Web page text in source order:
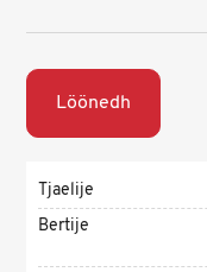
Löönedh
Tjaelije
Bertije